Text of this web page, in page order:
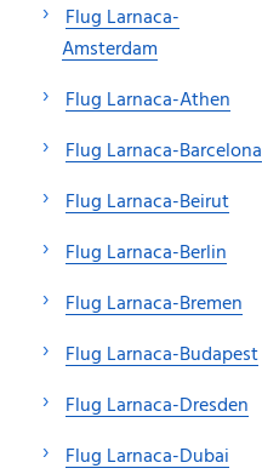
Flug Larnaca-
Amsterdam
Flug Larnaca-Athen
Flug Larnaca-Barcelona
Flug Larnaca-Beirut
Flug Larnaca-Berlin
Flug Larnaca-Bremen
Flug Larnaca-Budapest
Flug Larnaca-Dresden
Flug Larnaca-Dubai